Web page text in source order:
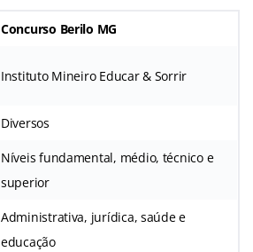
Concurso Berilo MG
Instituto Mineiro Educar & Sorrir
Diversos
Níveis fundamental, médio, técnico e
superior
Administrativa, jurídica, saúde e
educação